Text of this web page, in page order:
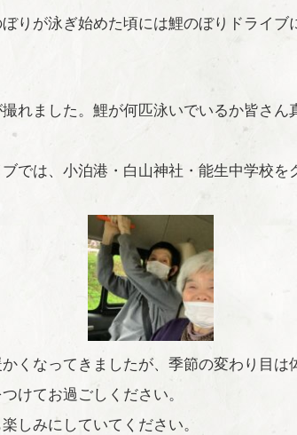
りが泳ぎ始めた頃には鯉のぼりドライブ
れました。鯉が何匹泳いでいるか皆さ
では、小泊港・白山神社・能生中学校
くなってきましたが、季節の変わり目は
けてお過ごしください。
しみにしていてください。